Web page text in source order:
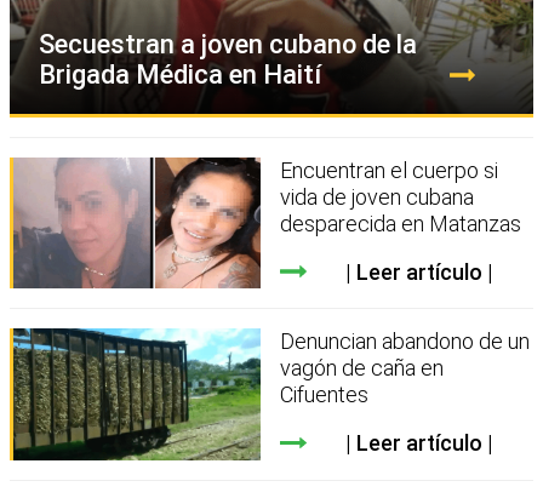
Secuestran a joven cubano de la
Brigada Médica en Haití
Encuentran el cuerpo si
vida de joven cubana
desparecida en Matanzas
Leer artículo
Denuncian abandono de un
vagón de caña en
Cifuentes
Leer artículo